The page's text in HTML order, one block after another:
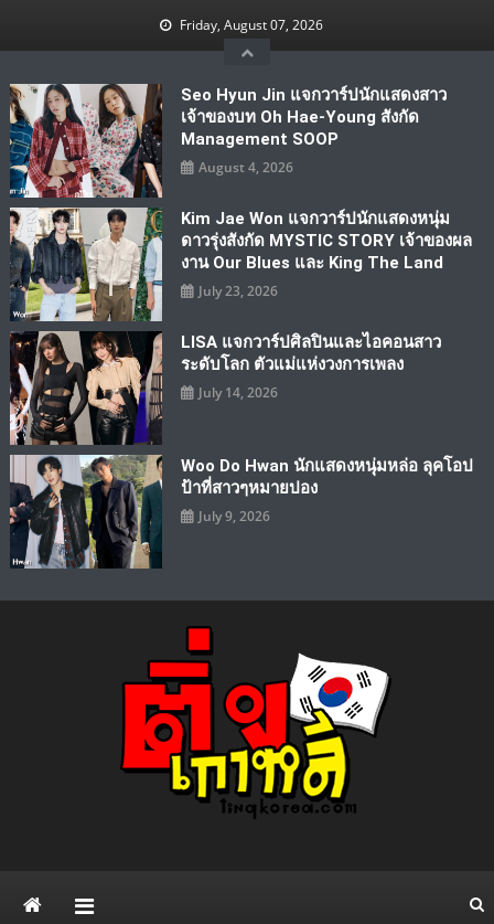
Friday, August 07, 2026
Seo Hyun Jin แจกวาร์ปนักแสดงสาว
เจ้าของบท Oh Hae-Young สังกัด
Management SOOP
August 4, 2026
Kim Jae Won แจกวาร์ปนักแสดงหนุ่ม
ดาวรุ่งสังกัด MYSTIC STORY เจ้าของผล
งาน Our Blues และ King The Land
July 23, 2026
LISA แจกวาร์ปศิลปินและไอคอนสาว
ระดับโลก ตัวแม่แห่งวงการเพลง
July 14, 2026
Woo Do Hwan นักแสดงหนุ่มหล่อ ลุคโอป
ป้าที่สาวๆหมายปอง
July 9, 2026
สไตล์เกาหลี เปิดวาร์ป เน็ตไอ